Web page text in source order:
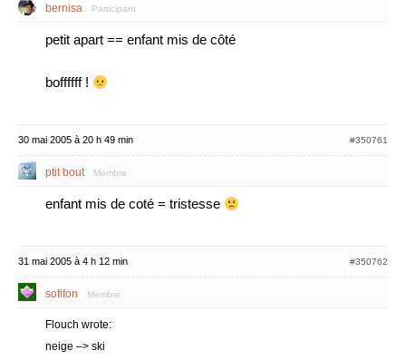
bernisa Participant
petit apart == enfant mis de côté
boffffff !
30 mai 2005 à 20 h 49 min #350761
ptit bout Membre
enfant mis de coté = tristesse
31 mai 2005 à 4 h 12 min #350762
sofifon Membre
Flouch wrote:
neige –> ski